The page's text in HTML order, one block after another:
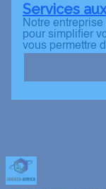
Services
Notre
pour simplifier
vous permettre